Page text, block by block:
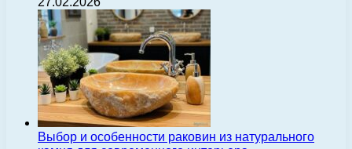
Выбор и особенности раковин из натурального